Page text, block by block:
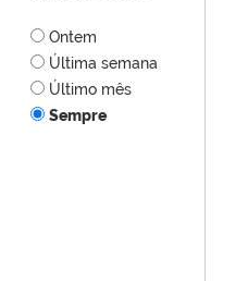
Ontem
Última semana
Último mês
Sempre